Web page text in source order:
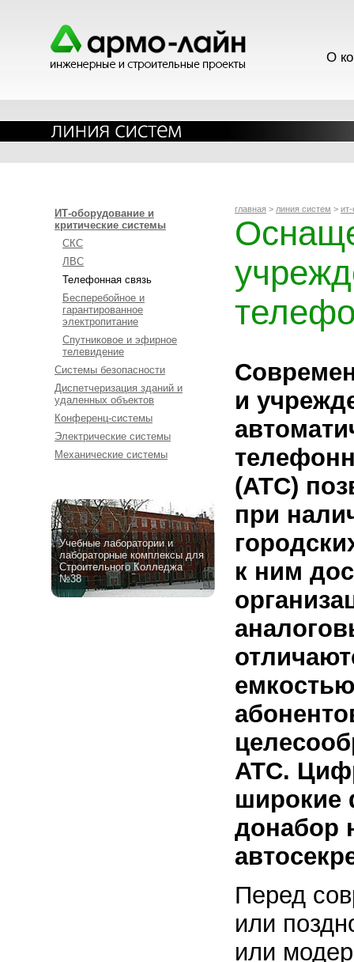
О
ИТ-оборудование и
критические системы
СКС
ЛВС
Телефонная связь
Бесперебойное и
гарантированное
электропитание
Спутниковое и эфирное
телевидение
Системы безопасности
Диспетчеризация зданий и
удаленных объектов
Конференц-системы
Электрические системы
Механические системы
Учебные лаборатории и
лабораторные комплексы для
Строительного Колледжа
№38
главная > линия систем >
и
(АТС)
при
к ним
АТС.
широкие
донабор
Перед
или
или